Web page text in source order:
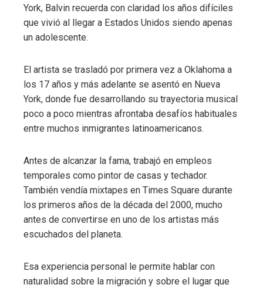
York, Balvin recuerda con claridad los años difíciles
que vivió al llegar a Estados Unidos siendo apenas
un adolescente.
El artista se trasladó por primera vez a Oklahoma a
los 17 años y más adelante se asentó en Nueva
York, donde fue desarrollando su trayectoria musical
poco a poco mientras afrontaba desafíos habituales
entre muchos inmigrantes latinoamericanos.
Antes de alcanzar la fama, trabajó en empleos
temporales como pintor de casas y techador.
También vendía mixtapes en Times Square durante
los primeros años de la década del 2000, mucho
antes de convertirse en uno de los artistas más
escuchados del planeta.
Esa experiencia personal le permite hablar con
naturalidad sobre la migración y sobre el lugar que